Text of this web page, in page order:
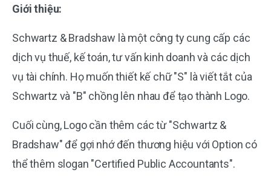
Giới thiệu:
Schwartz & Bradshaw là một công ty cung cấp các
dịch vụ thuế, kế toán, tư vấn kinh doanh và các dịch
vụ tài chính. Họ muốn thiết kế chữ "S" là viết tắt của
Schwartz và "B" chồng lên nhau để tạo thành Logo.
Cuối cùng, Logo cần thêm các từ "Schwartz &
Bradshaw" để gợi nhớ đến thương hiệu với Option có
thể thêm slogan "Certified Public Accountants".